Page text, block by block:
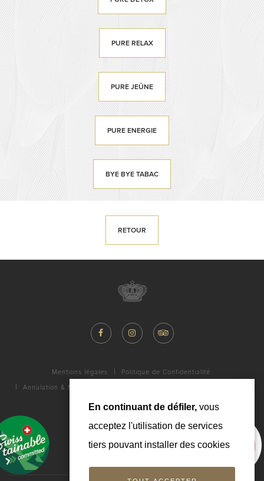
PURE RELAX
PURE JEÛNE
PURE ENERGIE
BYE BYE TABAC
RETOUR
Mentions légales Politique de Confidentialité
Annulation & Modification
En continuant de défiler, vous
acceptez l'utilisation de services
tiers pouvant installer des cookies